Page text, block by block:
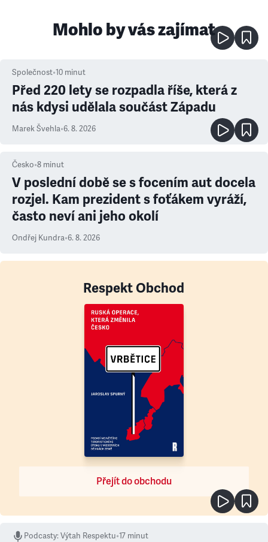
Mohlo by vás zajímat
Společnost•10 minut
Před 220 lety se rozpadla říše, která z
nás kdysi udělala součást Západu
Marek Švehla•6. 8. 2026
Česko•8 minut
V poslední době se s focením aut docela
rozjel. Kam prezident s foťákem vyráží,
často neví ani jeho okolí
Ondřej Kundra•6. 8. 2026
Respekt Obchod
Přejít do obchodu
Podcasty:Výtah Respektu•17 minut